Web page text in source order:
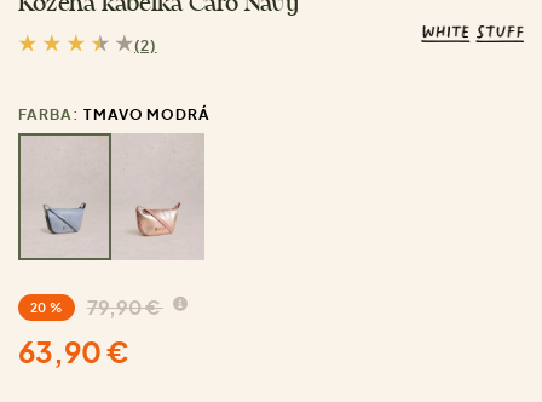
Kožená kabelka Caro Navy
(2)
FARBA: TMAVO MODRÁ
20 % 79,90 €
63,90 €